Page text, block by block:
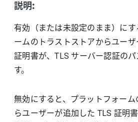
説明:
有効（または未設定のまま）に
ームのトラストストアからユー
証明書が、TLS サーバー認証の
す。
無効にすると、プラットフォー
らユーザーが追加した TLS 証明